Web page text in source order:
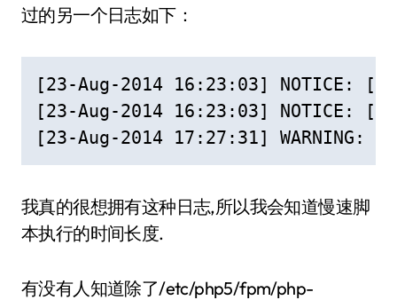
过的另一个日志如下：
[23-Aug-2014 16:23:03] NOTICE:
[23-Aug-2014 16:23:03] NOTICE:
[23-Aug-2014 17:27:31]
我真的很想拥有这种日志,所以我会知道慢速脚
本执行的时间长度.
有没有人知道除了/etc/php5/fpm/php-